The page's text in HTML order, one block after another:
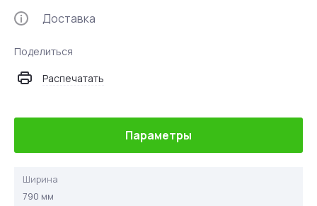
Доставка
Поделиться
Распечатать
Параметры
Ширина
790 мм